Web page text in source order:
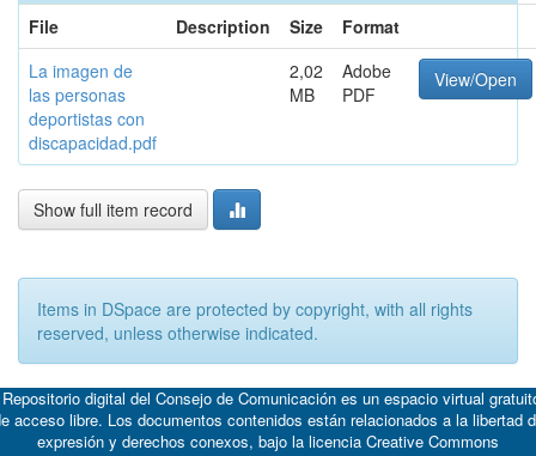
File
Description Size
Format
La imagen de
las personas
deportistas con
discapacidad.pdf
2,02
MB
Adobe
PDF
View/Open
Show full item record
Items in DSpace are protected by copyright, with all rights
reserved, unless otherwise indicated.
digital del Consejo de Comunicación es un espacio virtual
acceso libre. Los documentos contenidos están relacionados a la libertad
expresión y derechos conexos, bajo la licencia Creative Commons